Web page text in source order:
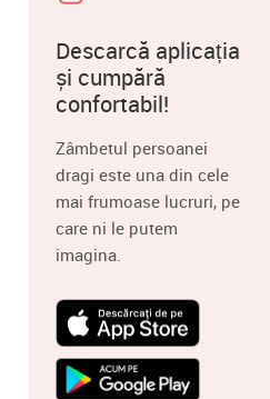
Descarcă aplicația
și cumpără
confortabil!
Zâmbetul persoanei
dragi este una din cele
mai frumoase lucruri, pe
care ni le putem
imagina.